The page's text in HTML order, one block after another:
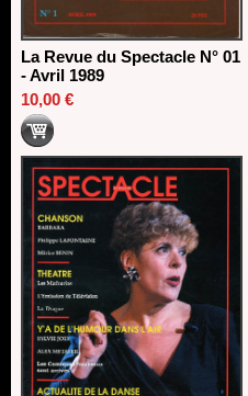
La Revue du Spectacle N° 01
- Avril 1989
10,00 €